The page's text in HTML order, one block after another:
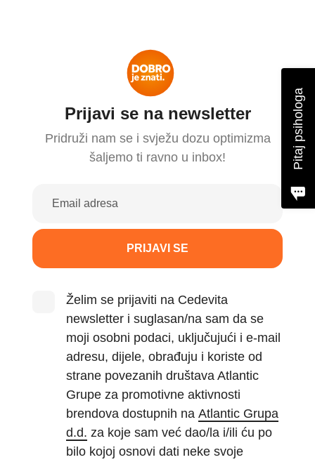
Program za optimizam
Videosavjeti
Stručni članci
Podcast
Prijavi se na newsletter
Pridruži nam se i svježu dozu optimizma
šaljemo ti ravno u inbox!
PRIJAVI SE
Želim se prijaviti na Cedevita
newsletter i suglasan/na sam da se
moji osobni podaci, uključujući i e-mail
adresu, dijele, obrađuju i koriste od
strane povezanih društava Atlantic
Grupe za promotivne aktivnosti
brendova dostupnih na Atlantic Grupa
d.d. za koje sam već dao/la i/ili ću po
bilo kojoj osnovi dati neke svoje
Pitaj psihologa